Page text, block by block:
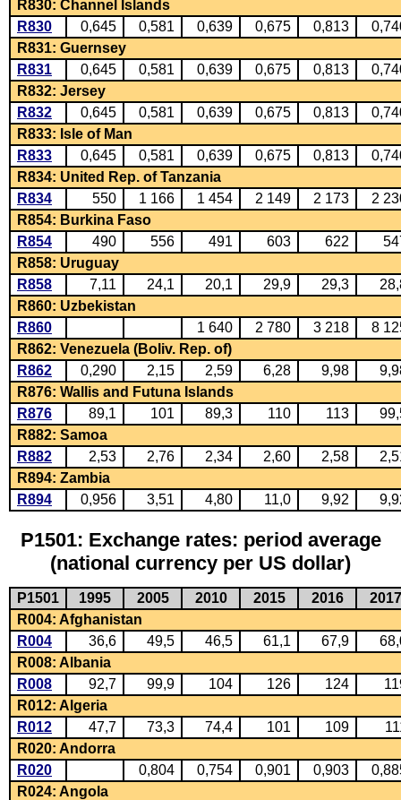
R830: Channel Islands
R830
0,645 0,581 0,639 0,675 0,813
R831: Guernsey
R831
0,645 0,581 0,639 0,675 0,813
R832: Jersey
R832
0,645 0,581 0,639 0,675 0,813
R833: Isle of Man
R833
0,645 0,581 0,639 0,675 0,813
R834: United Rep. of Tanzania
R834
550 1 166 1 454 2 149 2 173
2
R854: Burkina Faso
R854
490 556 491 603 622
R858: Uruguay
R858
7,11 24,1 20,1 29,9 29,3
R860: Uzbekistan
R860
1 640 2 780 3 218
8
R862: Venezuela (Boliv. Rep. of)
R862
0,290 2,15 2,59 6,28 9,98
R876: Wallis and Futuna Islands
R876
89,1 101 89,3 110 113
R882: Samoa
R882
2,53 2,76 2,34 2,60 2,58
R894: Zambia
R894
0,956 3,51 4,80 11,0 9,92
P1501: Exchange rates: period average
(national currency per US dollar)
P1501 1995 2005 2010 2015 2016
2017
R004: Afghanistan
R004
36,6 49,5 46,5 61,1 67,9
R008: Albania
R008
92,7 99,9 104 126 124
R012: Algeria
R012
47,7 73,3 74,4 101 109
R020: Andorra
R020
0,804 0,754 0,901 0,903
R024: Angola